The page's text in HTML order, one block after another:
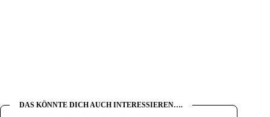
DAS KÖNNTE DICH AUCH INTERESSIEREN….